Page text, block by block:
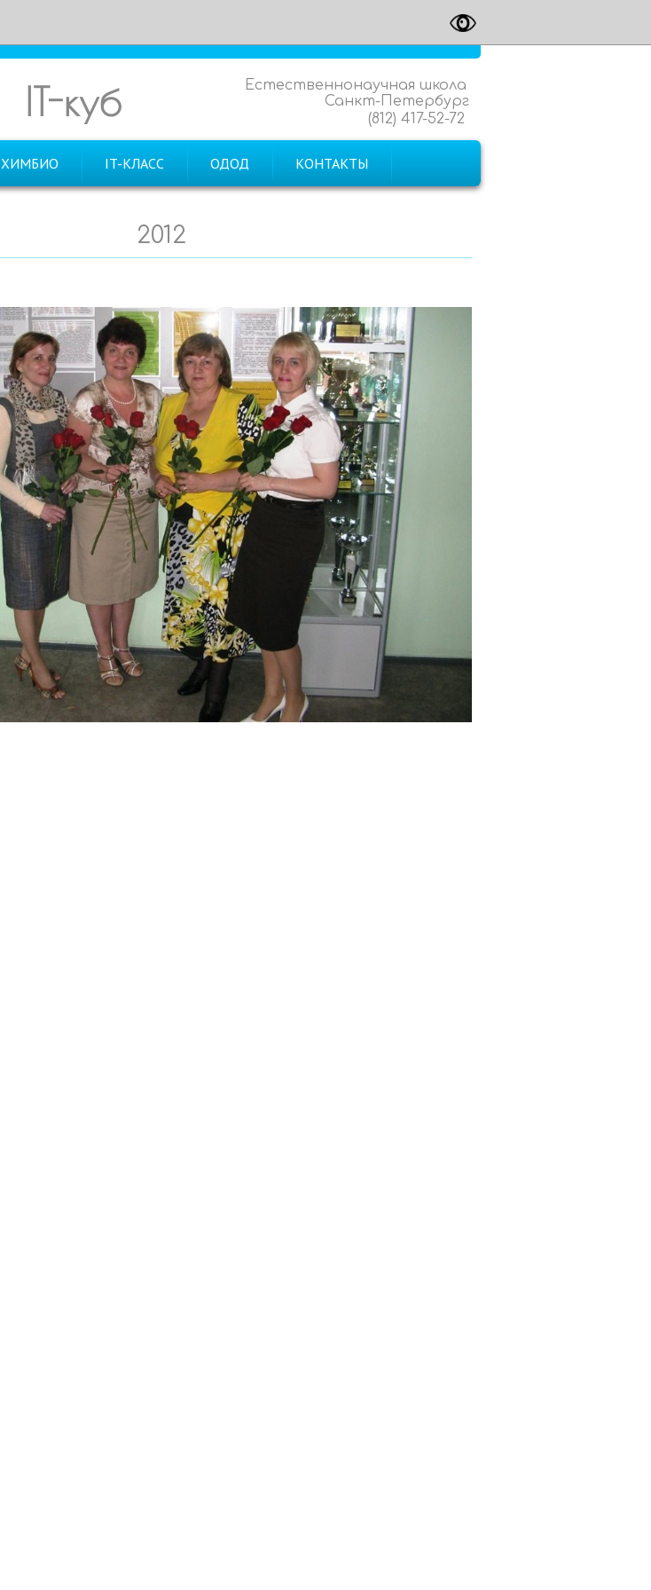
Естественнонаучная школа
Санкт-Петербург
(812) 417-52-72
IT-куб
ХИМБИО IT-КЛАСС ОДОД КОНТАКТЫ
2012